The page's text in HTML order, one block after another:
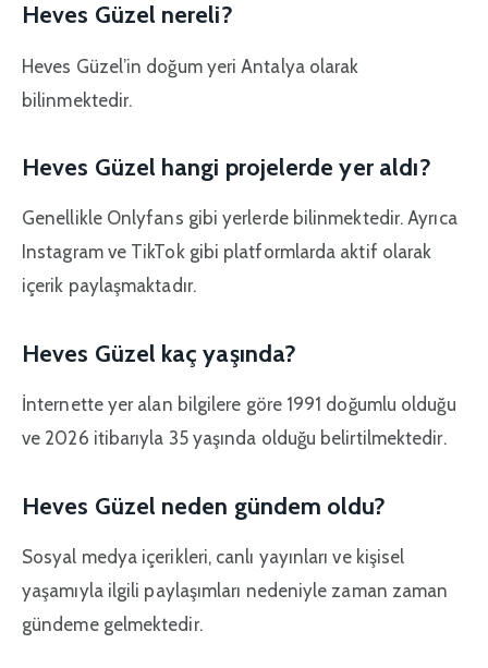
Heves Güzel nereli?
Heves Güzel’in doğum yeri Antalya olarak
bilinmektedir.
Heves Güzel hangi projelerde yer aldı?
Genellikle Onlyfans gibi yerlerde bilinmektedir. Ayrıca
Instagram ve TikTok gibi platformlarda aktif olarak
içerik paylaşmaktadır.
Heves Güzel kaç yaşında?
İnternette yer alan bilgilere göre 1991 doğumlu olduğu
ve 2026 itibarıyla 35 yaşında olduğu belirtilmektedir.
Heves Güzel neden gündem oldu?
Sosyal medya içerikleri, canlı yayınları ve kişisel
yaşamıyla ilgili paylaşımları nedeniyle zaman zaman
gündeme gelmektedir.